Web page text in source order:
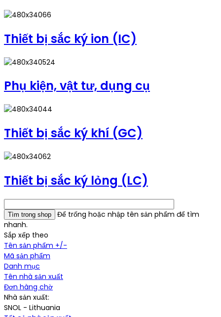
Thiết bị sắc ký ion (IC)
Phụ kiện, vật tư, dụng cụ
Thiết bị sắc ký khí (GC)
Thiết bị sắc ký lỏng (LC)
Để trống hoặc nhập tên sản phẩm để tìm
nhanh.
Sắp xếp theo
Tên sản phẩm +/-
Mã sản phẩm
Danh mục
Tên nhà sản xuất
Đơn hàng chờ
Nhà sản xuất:
SNOL - Lithuania